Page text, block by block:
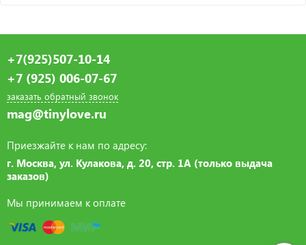
+7(925)507-10-14
+7 (925) 006-07-67
заказать обратный звонок
mag@tinylove.ru
Приезжайте к нам по адресу:
г. Москва, ул. Кулакова, д. 20, стр. 1А (только выдача
заказов)
Мы принимаем к оплате